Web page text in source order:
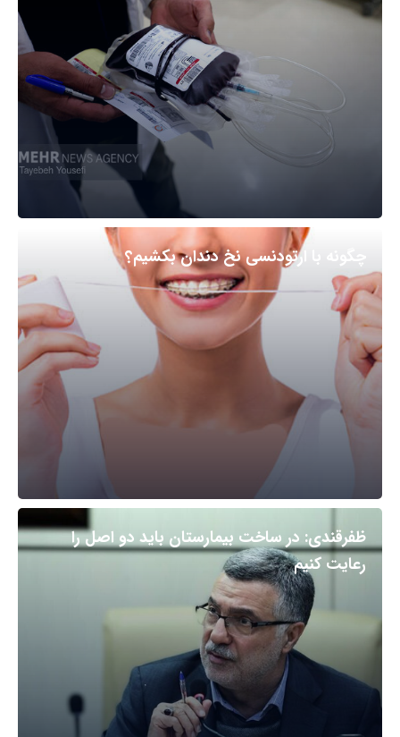
چگونه با ارتودنسی نخ دندان بکشیم؟
ظفرقندی: در ساخت بیمارستان باید دو اصل را
رعایت کنیم